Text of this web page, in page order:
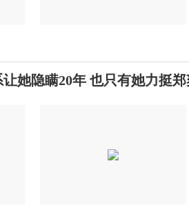
她隐瞒20年 也只有她力挺